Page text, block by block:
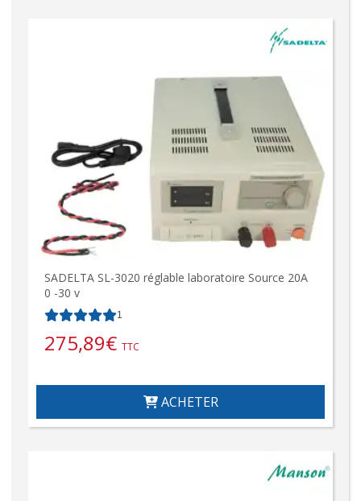
SADELTA SL-3020 réglable laboratoire Source 20A
0 -30 v
1
275,89€ TTC
ACHETER